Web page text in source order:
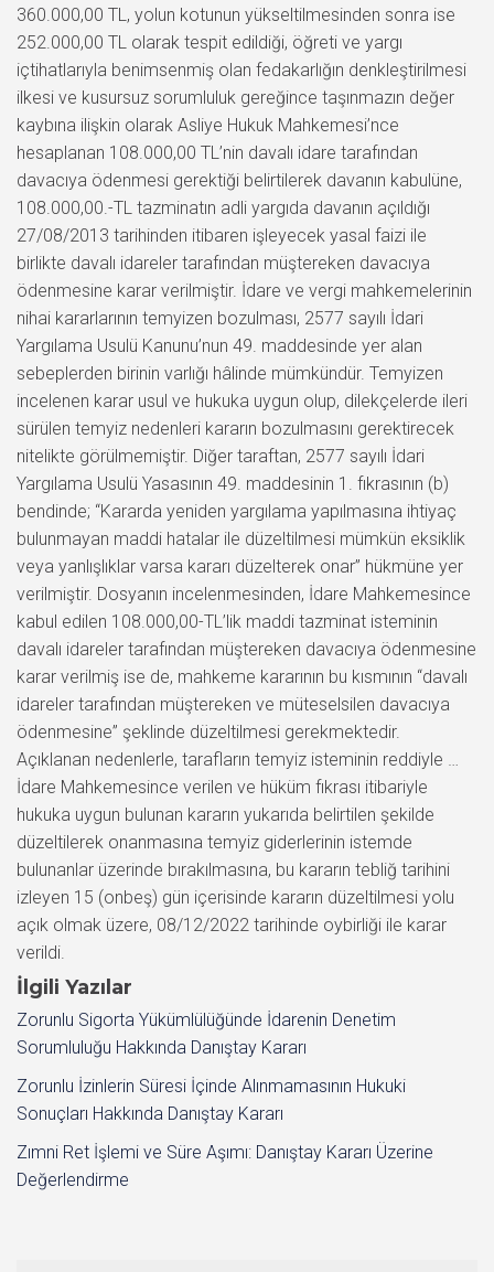
360.000,00 TL, yolun kotunun yükseltilmesinden sonra ise
252.000,00 TL olarak tespit edildiği, öğreti ve yargı
içtihatlarıyla benimsenmiş olan fedakarlığın denkleştirilmesi
ilkesi ve kusursuz sorumluluk gereğince taşınmazın değer
kaybına ilişkin olarak Asliye Hukuk Mahkemesi’nce
hesaplanan 108.000,00 TL’nin davalı idare tarafından
davacıya ödenmesi gerektiği belirtilerek davanın kabulüne,
108.000,00.-TL tazminatın adli yargıda davanın açıldığı
27/08/2013 tarihinden itibaren işleyecek yasal faizi ile
birlikte davalı idareler tarafından müştereken davacıya
ödenmesine karar verilmiştir. İdare ve vergi mahkemelerinin
nihai kararlarının temyizen bozulması, 2577 sayılı İdari
Yargılama Usulü Kanunu’nun 49. maddesinde yer alan
sebeplerden birinin varlığı hâlinde mümkündür. Temyizen
incelenen karar usul ve hukuka uygun olup, dilekçelerde ileri
sürülen temyiz nedenleri kararın bozulmasını gerektirecek
nitelikte görülmemiştir. Diğer taraftan, 2577 sayılı İdari
Yargılama Usulü Yasasının 49. maddesinin 1. fıkrasının (b)
bendinde; “Kararda yeniden yargılama yapılmasına ihtiyaç
bulunmayan maddi hatalar ile düzeltilmesi mümkün eksiklik
veya yanlışlıklar varsa kararı düzelterek onar” hükmüne yer
verilmiştir. Dosyanın incelenmesinden, İdare Mahkemesince
kabul edilen 108.000,00-TL’lik maddi tazminat isteminin
davalı idareler tarafından müştereken davacıya ödenmesine
karar verilmiş ise de, mahkeme kararının bu kısmının “davalı
idareler tarafından müştereken ve müteselsilen davacıya
ödenmesine” şeklinde düzeltilmesi gerekmektedir.
Açıklanan nedenlerle, tarafların temyiz isteminin reddiyle …
İdare Mahkemesince verilen ve hüküm fıkrası itibariyle
hukuka uygun bulunan kararın yukarıda belirtilen şekilde
düzeltilerek onanmasına temyiz giderlerinin istemde
bulunanlar üzerinde bırakılmasına, bu kararın tebliğ tarihini
izleyen 15 (onbeş) gün içerisinde kararın düzeltilmesi yolu
açık olmak üzere, 08/12/2022 tarihinde oybirliği ile karar
verildi.
İlgili Yazılar
Zorunlu Sigorta Yükümlülüğünde İdarenin Denetim
Sorumluluğu Hakkında Danıştay Kararı
Zorunlu İzinlerin Süresi İçinde Alınmamasının Hukuki
Sonuçları Hakkında Danıştay Kararı
Zımni Ret İşlemi ve Süre Aşımı: Danıştay Kararı Üzerine
Değerlendirme